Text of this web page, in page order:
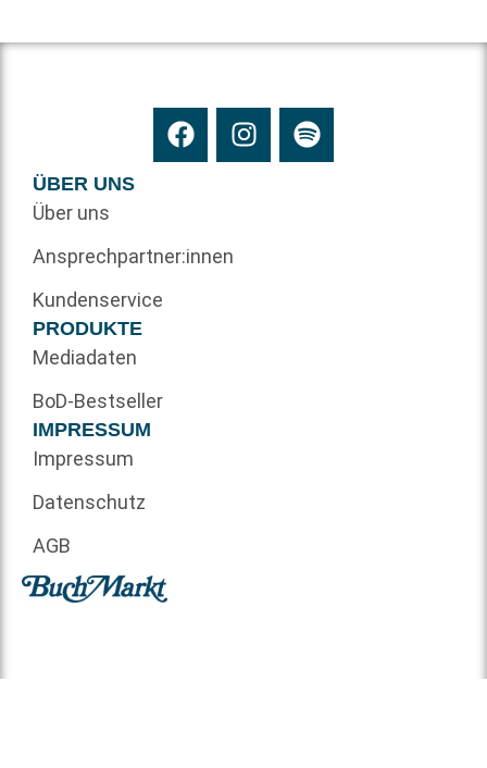
ÜBER UNS
Über uns
Ansprechpartner:innen
Kundenservice
PRODUKTE
Mediadaten
BoD-Bestseller
IMPRESSUM
Impressum
Datenschutz
AGB